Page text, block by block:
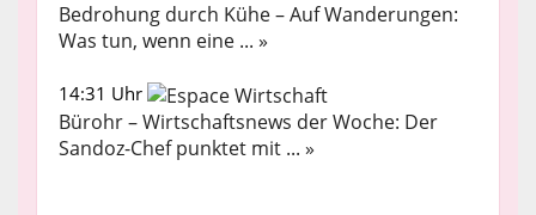
Bedrohung durch Kühe – Auf Wanderungen:
Was tun, wenn eine ... »
14:31 Uhr
Bürohr – Wirtschaftsnews der Woche: Der
Sandoz-Chef punktet mit ... »